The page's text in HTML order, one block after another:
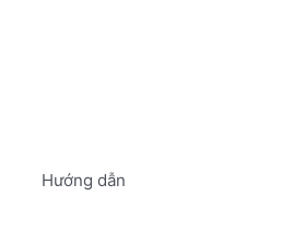
Hướng dẫn